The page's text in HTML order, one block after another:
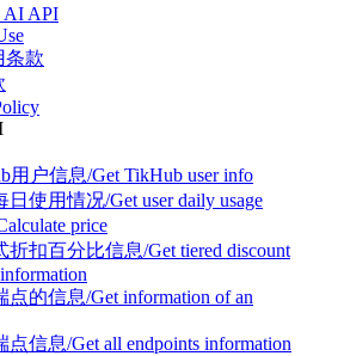
AI API
条款
用户信息/Get TikHub user info
使用情况/Get user daily usage
price
扣百分比信息/Get tiered discount
的信息/Get information of an
信息/Get all endpoints information